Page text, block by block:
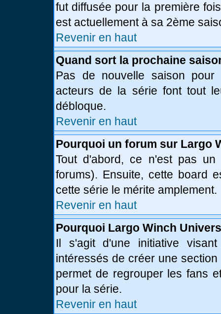
fut diffusée pour la première
est actuellement à sa 2ème
Revenir en haut
Quand sort la prochaine
Pas de nouvelle saison pour
acteurs de la série font tout
débloque.
Revenir en haut
Pourquoi un forum sur Largo
Tout d'abord, ce n'est pas un
forums). Ensuite, cette board
cette série le mérite amplement.
Revenir en haut
Pourquoi Largo Winch
Il s'agit d'une initiative
intéressés de créer une
permet de regrouper les fans
pour la série.
Revenir en haut